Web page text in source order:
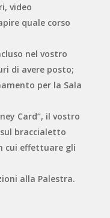
video
quale corso
nel vostro
di avere posto;
per la Sala
Card“, il vostro
braccialetto
cui effettuare gli
alla Palestra.